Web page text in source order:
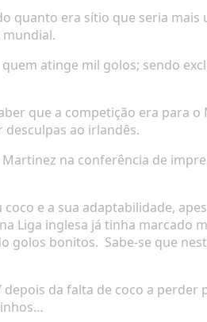
era sítio que seria mais
atinge mil golos; sendo
que a competição era para
ao irlandês.
na conferência de
e a sua adaptabilidade,
Liga inglesa já tinha
golos bonitos. Sabe-se que
da falta de coco a